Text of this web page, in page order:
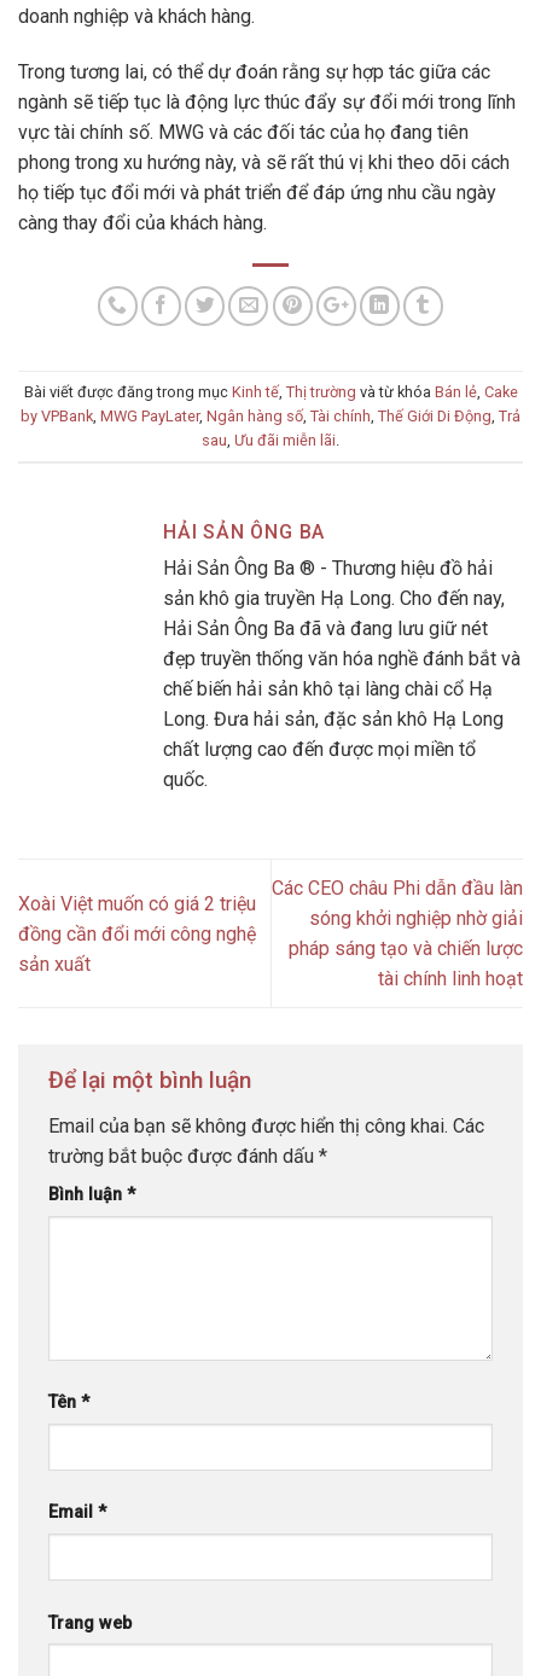
doanh nghiệp và khách hàng.
Trong tương lai, có thể dự đoán rằng sự hợp tác giữa các
ngành sẽ tiếp tục là động lực thúc đẩy sự đổi mới trong lĩnh
vực tài chính số. MWG và các đối tác của họ đang tiên
phong trong xu hướng này, và sẽ rất thú vị khi theo dõi cách
họ tiếp tục đổi mới và phát triển để đáp ứng nhu cầu ngày
càng thay đổi của khách hàng.
Bài viết được đăng trong mục Kinh tế, Thị trường và từ khóa Bán lẻ, Cake
by VPBank MWG PayLater, Ngân hàng số, Tài chính Thế Giới Di Động Trả
sau Ưu đãi miễn lãi
HẢI SẢN ÔNG BA
Hải Sản Ông Ba ® - Thương hiệu đồ hải
sản khô gia truyền Hạ Long. Cho đến nay,
Hải Sản Ông Ba đã và đang lưu giữ nét
đẹp truyền thống văn hóa nghề đánh bắt và
chế biến hải sản khô tại làng chài cổ Hạ
Long. Đưa hải sản, đặc sản khô Hạ Long
chất lượng cao đến được mọi miền tổ
quốc.
Xoài Việt muốn có giá 2 triệu
đồng cần đổi mới công nghệ
sản xuất
Các CEO châu Phi dẫn đầu làn
sóng khởi nghiệp nhờ giải
pháp sáng tạo và chiến lược
tài chính linh hoạt
Để lại một bình luận
Email của bạn sẽ không được hiển thị công khai. Các
trường bắt buộc được đánh dấu *
Bình luận *
Tên *
Email *
Trang web